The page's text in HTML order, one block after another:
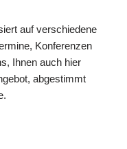
auf verschiedene
Konferenzen
Ihnen auch hier
abgestimmt